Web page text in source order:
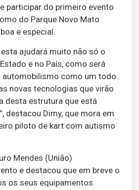
participar do primeiro evento
do Parque Novo Mato
e especial.
ajudará muito não só o
e no País, como será
automobilismo como um todo.
novas tecnologias que virão
desta estrutura que está
destacou Dimy, que mora em
piloto de kart com autismo
Mendes (União)
e destacou que em breve o
os seus equipamentos